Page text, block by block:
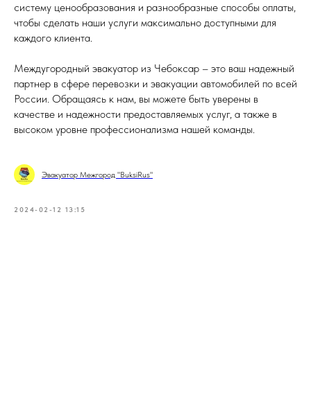
систему ценообразования и разнообразные способы оплаты,
чтобы сделать наши услуги максимально доступными для
каждого клиента.
Междугородный эвакуатор из Чебоксар – это ваш надежный
партнер в сфере перевозки и эвакуации автомобилей по всей
России. Обращаясь к нам, вы можете быть уверены в
качестве и надежности предоставляемых услуг, а также в
высоком уровне профессионализма нашей команды.
Эвакуатор Межгород "BuksiRus"
2024-02-12 13:15